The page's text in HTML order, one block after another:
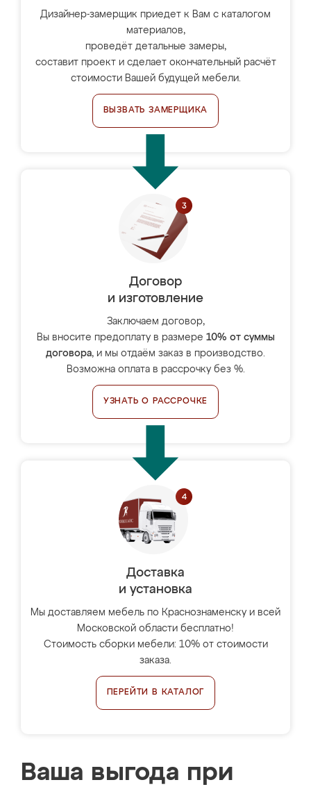
Дизайнер-замерщик приедет к Вам с каталогом
материалов,
проведёт детальные замеры,
составит проект и сделает окончательный расчёт
стоимости Вашей будущей мебели.
ВЫЗВАТЬ ЗАМЕРЩИКА
Договор
и изготовление
Заключаем договор,
Вы вносите предоплату в размере 10% от суммы
договора, и мы отдаём заказ в производство.
Возможна оплата в рассрочку без %.
УЗНАТЬ О РАССРОЧКЕ
Доставка
и установка
Мы доставляем мебель по Краснознаменску и всей
Московской области бесплатно!
Стоимость сборки мебели: 10% от стоимости
заказа.
ПЕРЕЙТИ В КАТАЛОГ
Ваша выгода при